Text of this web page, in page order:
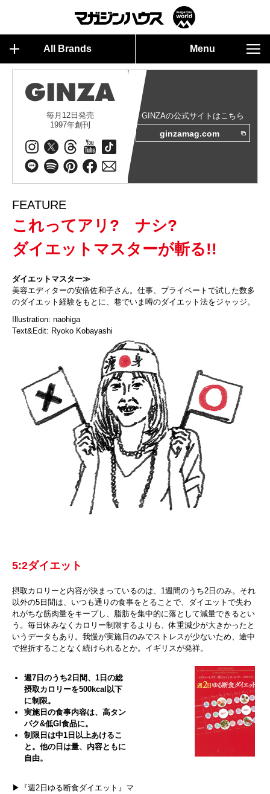
All Brands Menu
毎月12日発売
1997年創刊
GINZAの公式サイトはこちら
ginzamag.com
FEATURE
これってアリ? ナシ?
ダイエットマスターが斬る!!
ダイエットマスター≫
美容エディターの安倍佐和子さん。仕事、プライベートで試した数多
のダイエット経験をもとに、巷でいま噂のダイエット法をジャッジ。
Illustration: naohiga
Text&Edit: Ryoko Kobayashi
5:2ダイエット
摂取カロリーと内容が決まっているのは、1週間のうち2日のみ。それ
以外の5日間は、いつも通りの食事をとることで、ダイエットで失わ
れがちな筋肉量をキープし、脂肪を集中的に落として減量できるとい
う。毎日休みなくカロリー制限するよりも、体重減少が大きかったと
いうデータもあり。我慢が実施日のみでストレスが少ないため、途中
で挫折することなく続けられるとか。イギリスが発祥。
週7日のうち2日間、1日の総
摂取カロリーを500kcal以下
に制限。
実施日の食事内容は、高タン
パク&低GI食品に。
制限日は中1日以上あけるこ
と。他の日は量、内容ともに
自由。
▶︎『週2日ゆる断食ダイエット』マ